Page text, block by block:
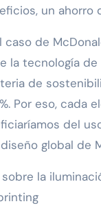
un ahorro
de
la tecnología de
de
Por eso, cada
del
global de
la